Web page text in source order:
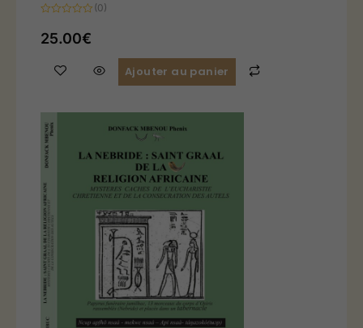
0
sur
(0)
25.00€
Ajouter au panier